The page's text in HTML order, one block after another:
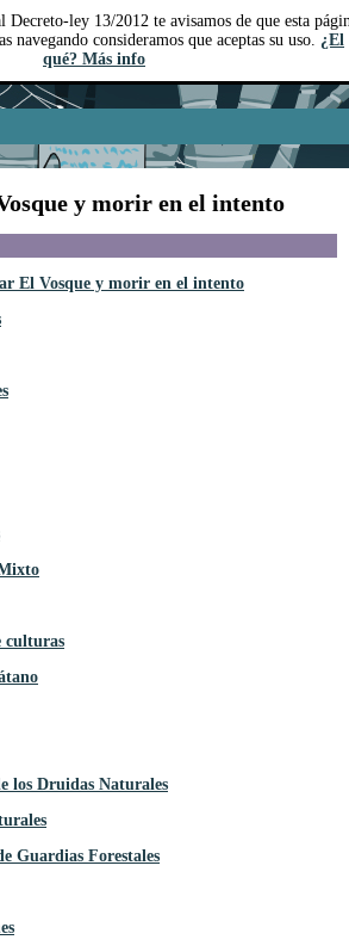
ley 13/2012 te avisamos de que esta
navegando consideramos que aceptas su uso. ¿El
qué? Más info
y morir en el intento
El Vosque y morir en el intento
culturas
los Druidas Naturales
Guardias Forestales